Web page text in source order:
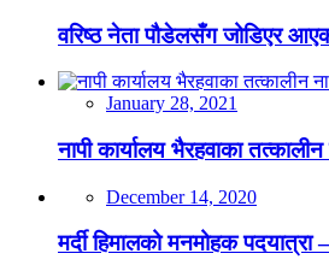
वरिष्ठ नेता पौडेलसँग जोडिएर
January 28, 2021
नापी कार्यालय भैरहवाका
December 14, 2020
मर्दी हिमालको मनमोहक पदयात्रा